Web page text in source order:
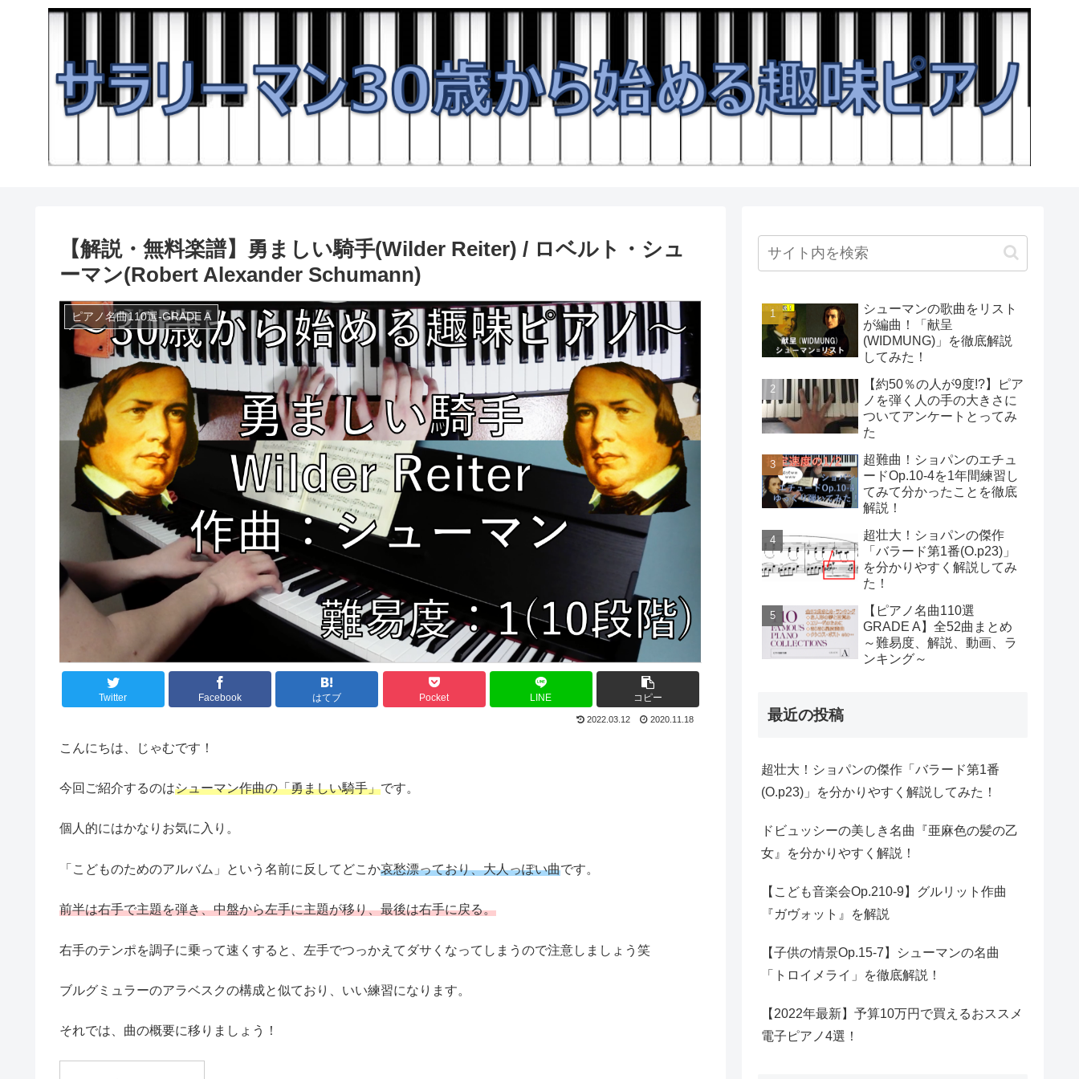
【解説・無料楽譜】勇ましい騎手(Wilder Reiter) / ロベルト・シュ
ーマン(Robert Alexander Schumann)
ピアノ名曲110選-GRADE A
Twitter Facebook はてブ Pocket LINE コピー
2022.03.12 2020.11.18
こんにちは、じゃむです！
今回ご紹介するのはシューマン作曲の「勇ましい騎手」です。
個人的にはかなりお気に入り。
「こどものためのアルバム」という名前に反してどこか哀愁漂っており、大人っぽい曲です。
前半は右手で主題を弾き、中盤から左手に主題が移り、最後は右手に戻る。
右手のテンポを調子に乗って速くすると、左手でつっかえてダサくなってしまうので注意しましょう笑
ブルグミュラーのアラベスクの構成と似ており、いい練習になります。
それでは、曲の概要に移りましょう！
シューマンの歌曲をリスト
が編曲！「献呈
(WIDMUNG)」を徹底解説
してみた！
【約50％の人が9度!?】ピア
ノを弾く人の手の大きさに
ついてアンケートとってみ
た
超難曲！ショパンのエチュ
ードOp.10-4を1年間練習し
てみて分かったことを徹底
解説！
超壮大！ショパンの傑作
「バラード第1番(O.p23)」
を分かりやすく解説してみ
た！
【ピアノ名曲110選
GRADE A】全52曲まとめ
～難易度、解説、動画、ラ
ンキング～
最近の投稿
超壮大！ショパンの傑作「バラード第1番
(O.p23)」を分かりやすく解説してみた！
ドビュッシーの美しき名曲『亜麻色の髪の乙
女』を分かりやすく解説！
【こども音楽会Op.210-9】グルリット作曲
『ガヴォット』を解説
【子供の情景Op.15-7】シューマンの名曲
「トロイメライ」を徹底解説！
【2022年最新】予算10万円で買えるおススメ
電子ピアノ4選！